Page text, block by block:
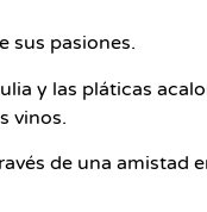
sus pasiones.
y las pláticas
vinos.
de una amistad